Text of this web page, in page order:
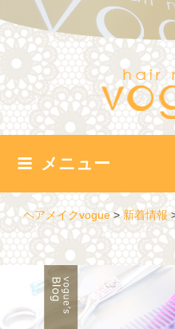
ン
テ
ツ
へ
ス
キ
メニュー
ヘアメイクvogue>新着情報